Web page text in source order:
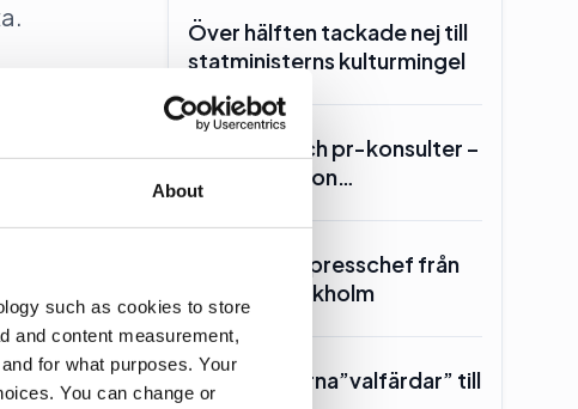
About
such as cookies to store
and content measurement,
for what purposes. Your
You can change or
men
Över hälften tackade nej till
statministerns kulturmingel
Lars Lerin och pr-konsulter –
Ulf Kristersson…
SKR hämtar presschef från
Region Stockholm
Toppolitikerna”valfärdar” till